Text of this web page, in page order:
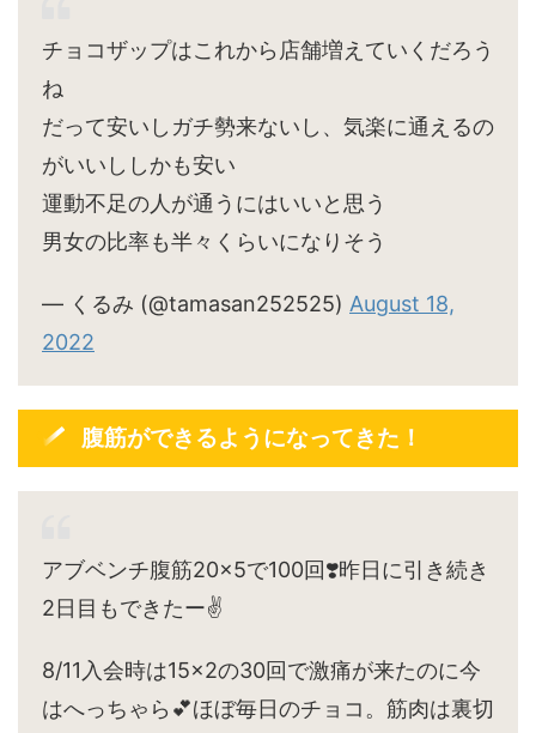
チョコザップはこれから店舗増えていくだろう
ね
だって安いしガチ勢来ないし、気楽に通えるの
がいいししかも安い
運動不足の人が通うにはいいと思う
男女の比率も半々くらいになりそう
— くるみ (@tamasan252525) August 18,
2022
腹筋ができるようになってきた！
アブベンチ腹筋20×5で100回❣️昨日に引き続き
2日目もできたー✌️
8/11入会時は15×2の30回で激痛が来たのに今
はへっちゃら💕ほぼ毎日のチョコ。筋肉は裏切